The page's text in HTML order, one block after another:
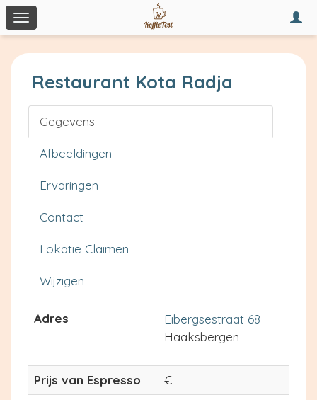
Toggle
navigation
Restaurant Kota Radja
Gegevens
Afbeeldingen
Ervaringen
Contact
Lokatie Claimen
Wijzigen
Adres
Eibergsestraat 68
Haaksbergen
Prijs van Espresso
€